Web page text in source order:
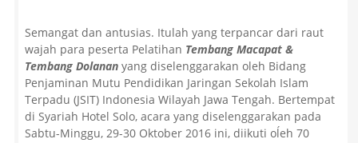
Semangat dan antusias. Itulah yang terpancar dari raut
wajah para peserta Pelatihan Tembang Macapat &
Tembang Dolanan yang diselenggarakan oleh Bidang
Penjaminan Mutu Pendidikan Jaringan Sekolah Islam
Terpadu (JSIT) Indonesia Wilayah Jawa Tengah. Bertempat
di Syariah Hotel Solo, acara yang diselenggarakan pada
Sabtu-Minggu, 29-30 Oktober 2016 ini, diikuti oĺeh 70